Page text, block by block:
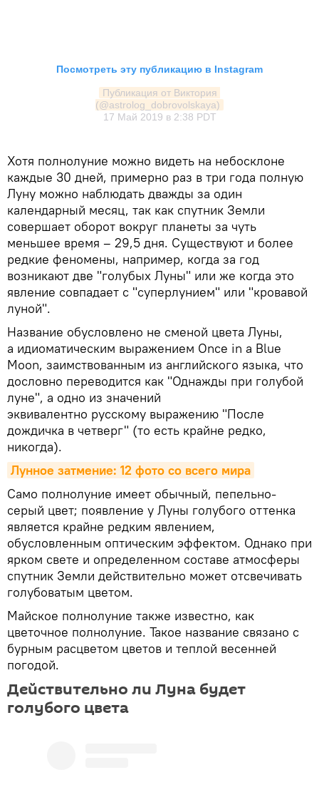
Посмотреть эту публикацию в Instagram
Публикация от Виктория
(@astrolog_dobrovolskaya)
17 Май 2019 в 2:38 PDT
Хотя полнолуние можно видеть на небосклоне
каждые 30 дней, примерно раз в три года полную
Луну можно наблюдать дважды за один
календарный месяц, так как спутник Земли
совершает оборот вокруг планеты за чуть
меньшее время – 29,5 дня. Существуют и более
редкие феномены, например, когда за год
возникают две "голубых Луны" или же когда это
явление совпадает с "суперлунием" или "кровавой
луной".
Название обусловлено не сменой цвета Луны,
а идиоматическим выражением Once in a Blue
Moon, заимствованным из английского языка, что
дословно переводится как "Однажды при голубой
луне", а одно из значений
эквивалентно русскому выражению "После
дождичка в четверг" (то есть крайне редко,
никогда).
Лунное затмение: 12 фото со всего мира
Само полнолуние имеет обычный, пепельно-
серый цвет; появление у Луны голубого оттенка
является крайне редким явлением,
обусловленным оптическим эффектом. Однако при
ярком свете и определенном составе атмосферы
спутник Земли действительно может отсвечивать
голубоватым цветом.
Майское полнолуние также известно, как
цветочное полнолуние. Такое название связано с
бурным расцветом цветов и теплой весенней
погодой.
Действительно ли Луна будет
голубого цвета